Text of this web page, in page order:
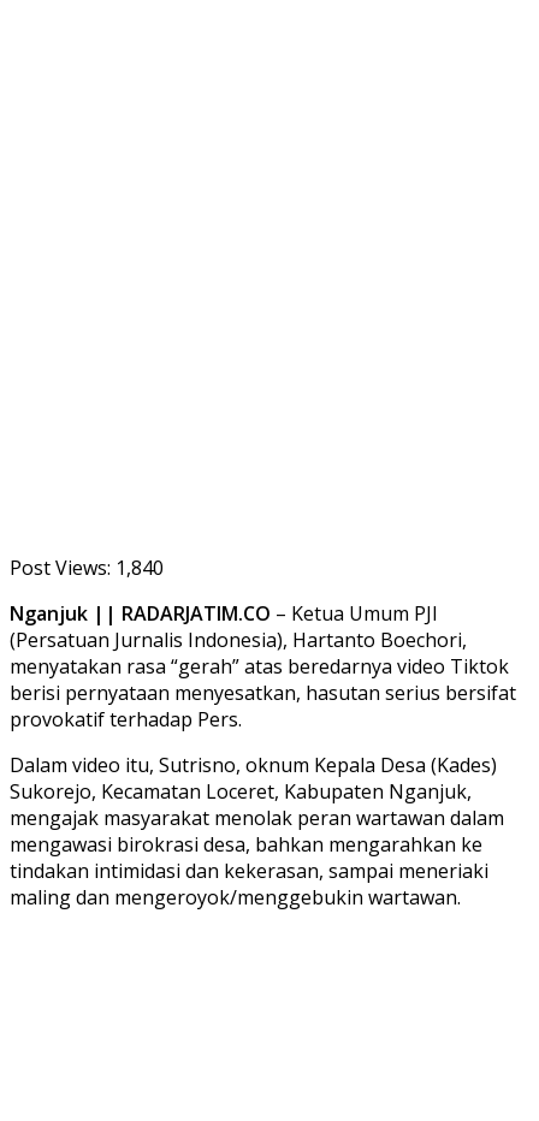
Post Views: 1,840
Nganjuk || RADARJATIM.CO – Ketua Umum PJI
(Persatuan Jurnalis Indonesia), Hartanto Boechori,
menyatakan rasa “gerah” atas beredarnya video Tiktok
berisi pernyataan menyesatkan, hasutan serius bersifat
provokatif terhadap Pers.
Dalam video itu, Sutrisno, oknum Kepala Desa (Kades)
Sukorejo, Kecamatan Loceret, Kabupaten Nganjuk,
mengajak masyarakat menolak peran wartawan dalam
mengawasi birokrasi desa, bahkan mengarahkan ke
tindakan intimidasi dan kekerasan, sampai meneriaki
maling dan mengeroyok/menggebukin wartawan.